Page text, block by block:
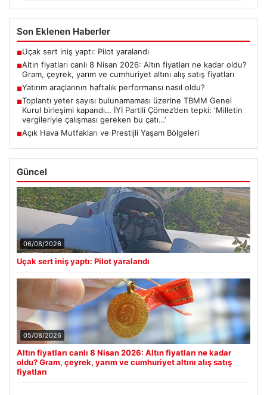
Son Eklenen Haberler
■Uçak sert iniş yaptı: Pilot yaralandı
■Altın fiyatları canlı 8 Nisan 2026: Altın fiyatları ne kadar oldu?
Gram, çeyrek, yarım ve cumhuriyet altını alış satış fiyatları
■Yatırım araçlarının haftalık performansı nasıl oldu?
■Toplantı yeter sayısı bulunamaması üzerine TBMM Genel
Kurul birleşimi kapandı… İYİ Partili Çömez’den tepki: ‘Milletin
vergileriyle çalışması gereken bu çatı…’
■Açık Hava Mutfakları ve Prestijli Yaşam Bölgeleri
Güncel
06/08/2026
Uçak sert iniş yaptı: Pilot yaralandı
05/08/2026
Altın fiyatları canlı 8 Nisan 2026: Altın fiyatları ne kadar
oldu? Gram, çeyrek, yarım ve cumhuriyet altını alış satış
fiyatları